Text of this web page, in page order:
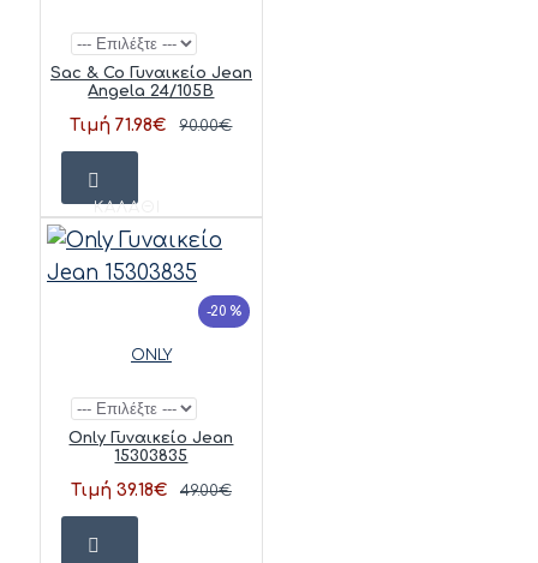
Sac & Co Γυναικείο Jean
Angela 24/105B
Τιμή 71.98€ 90.00€
ΚΑΛΆΘΙ
-20 %
ONLY
Only Γυναικείο Jean
15303835
Τιμή 39.18€ 49.00€